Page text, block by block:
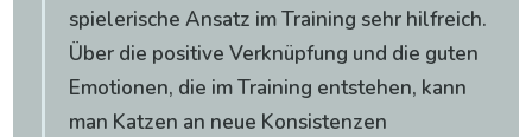
spielerische Ansatz im Training sehr hilfreich.
Über die positive Verknüpfung und die guten
Emotionen, die im Training entstehen, kann
man Katzen an neue Konsistenzen